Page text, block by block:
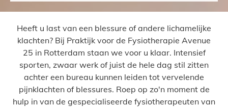
Heeft u last van een blessure of andere lichamelijke
klachten? Bij Praktijk voor de Fysiotherapie Avenue
25 in Rotterdam staan we voor u klaar. Intensief
sporten, zwaar werk of juist de hele dag stil zitten
achter een bureau kunnen leiden tot vervelende
pijnklachten of blessures. Roep op zo'n moment de
hulp in van de gespecialiseerde fysiotherapeuten van